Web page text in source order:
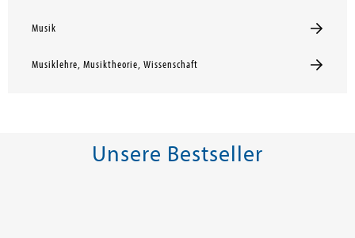
Musik
Musiklehre, Musiktheorie, Wissenschaft
Unsere Bestseller